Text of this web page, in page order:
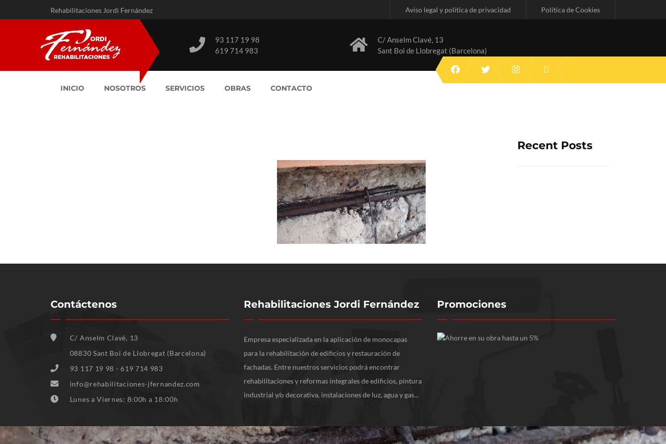
Rehabilitaciones Jordi Fernández Aviso legal y política de privacidad Política de Cookies
93 117 19 98
619 714 983
C/ Anselm Clavé, 13
Sant Boi de Llobregat (Barcelona)
INICIO NOSOTROS SERVICIOS OBRAS CONTACTO
Recent Posts
Contáctenos
C/ Anselm Clavé, 13
08830 Sant Boi de Llobregat (Barcelona)
93 117 19 98 - 619 714 983
info@rehabilitaciones-jfernandez.com
Lunes a Viernes: 8:00h a 18:00h
Rehabilitaciones Jordi Fernández
Empresa especializada en la aplicación de monocapas
para la rehabilitación de edificios y restauración de
fachadas. Entre nuestros servicios podrá encontrar
rehabilitaciones y reformas integrales de edificios, pintura
industrial y/o decorativa, instalaciones de luz, agua y gas...
Promociones